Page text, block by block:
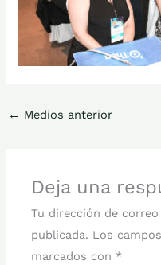
← Medios anterior
Deja una
Tu dirección de
publicada. Los
marcados con *